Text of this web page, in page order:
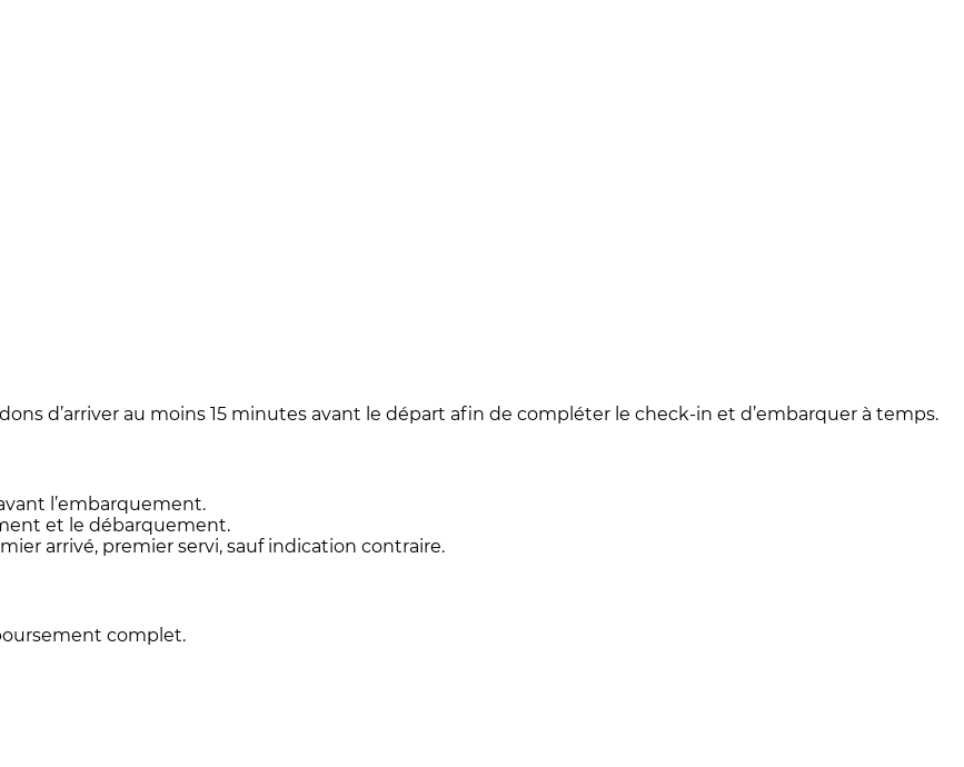
d’arriver au moins 15 minutes avant le départ afin de compléter le check-in et d’embarquer à temps.
l’embarquement.
et le débarquement.
arrivé, premier servi, sauf indication contraire.
complet.